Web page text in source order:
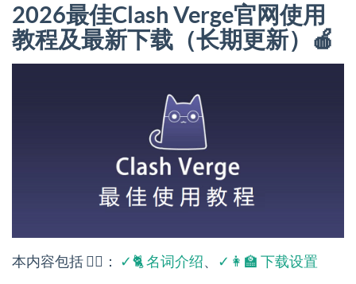
2026最佳Clash Verge官网使用
教程及最新下载（长期更新）🍎
本内容包括 👉🏻： ✓🐈 名词介绍、 ✓👩‍🏫 下载设置